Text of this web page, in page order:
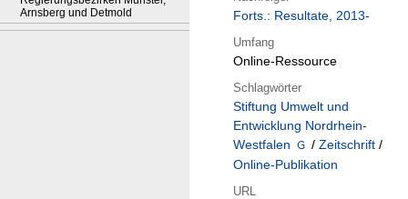
Arnsberg und Detmold
Forts.: Resultate, 2013-
Umfang
Online-Ressource
Schlagwörter
Stiftung Umwelt und
Entwicklung Nordrhein-
Westfalen
/ Zeitschrift /
Online-Publikation
URL